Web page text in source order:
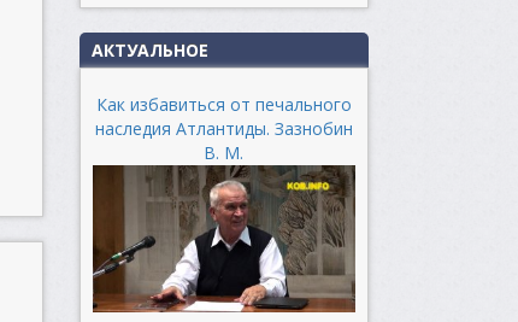
АКТУАЛЬНОЕ
Как избавиться от печального
наследия Атлантиды. Зазнобин
В. М.